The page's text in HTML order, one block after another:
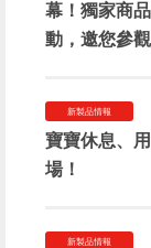
幕！獨家商
動，邀您參觀
新製品情報
寶寶休息、
場！
新製品情報